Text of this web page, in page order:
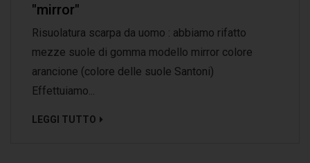
"mirror"
Risuolatura scarpa da uomo : abbiamo rifatto
mezze suole di gomma modello mirror colore
arancione (colore delle suole Santoni)
Effettuiamo...
LEGGI TUTTO